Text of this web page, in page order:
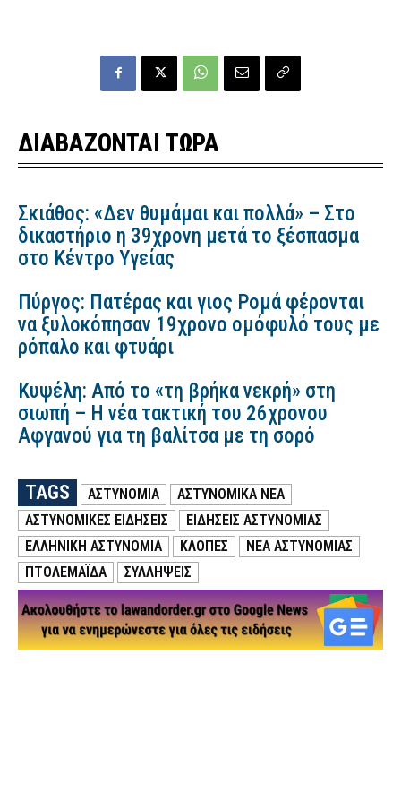
ΔΙΑΒΑΖΟΝΤΑΙ ΤΩΡΑ
Σκιάθος: «Δεν θυμάμαι και πολλά» – Στο
δικαστήριο η 39χρονη μετά το ξέσπασμα
στο Κέντρο Υγείας
Πύργος: Πατέρας και γιος Ρομά φέρονται
να ξυλοκόπησαν 19χρονο ομόφυλό τους με
ρόπαλο και φτυάρι
Κυψέλη: Από το «τη βρήκα νεκρή» στη
σιωπή – Η νέα τακτική του 26χρονου
Αφγανού για τη βαλίτσα με τη σορό
TAGS ΑΣΤΥΝΟΜΙΑ
ΑΣΤΥΝΟΜΙΚΑ ΝΕΑ
ΑΣΤΥΝΟΜΙΚΕΣ ΕΙΔΗΣΕΙΣ
ΕΙΔΗΣΕΙΣ ΑΣΤΥΝΟΜΙΑΣ
ΕΛΛΗΝΙΚΗ ΑΣΤΥΝΟΜΙΑ
ΚΛΟΠΕΣ
ΝΕΑ ΑΣΤΥΝΟΜΙΑΣ
ΠΤΟΛΕΜΑΪΔΑ
ΣΥΛΛΗΨΕΙΣ